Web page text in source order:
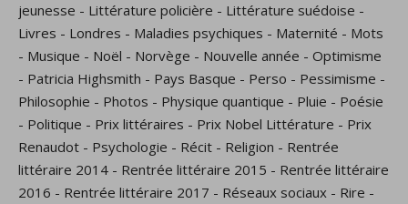
jeunesse - Littérature policière - Littérature suédoise -
Livres - Londres - Maladies psychiques - Maternité - Mots
- Musique - Noël - Norvège - Nouvelle année - Optimisme
- Patricia Highsmith - Pays Basque - Perso - Pessimisme -
Philosophie - Photos - Physique quantique - Pluie - Poésie
- Politique - Prix littéraires - Prix Nobel Littérature - Prix
Renaudot - Psychologie - Récit - Religion - Rentrée
littéraire 2014 - Rentrée littéraire 2015 - Rentrée littéraire
2016 - Rentrée littéraire 2017 - Réseaux sociaux - Rire -